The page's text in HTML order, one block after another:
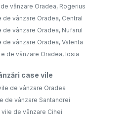
vânzare Oradea, Rogerius
de vânzare Oradea, Central
de vânzare Oradea, Nufarul
de vânzare Oradea, Valenta
de vânzare Oradea, Iosia
case vile
de vânzare Oradea
de vânzare Santandrei
vile de vânzare Cihei